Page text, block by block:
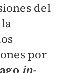
del
por